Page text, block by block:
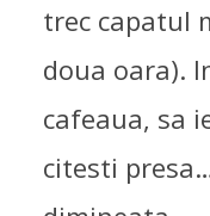
trec capatul
doua oara).
cafeaua, sa
citesti